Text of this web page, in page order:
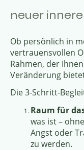
neuer
Ob persönlich in
vertrauensvollen
Rahmen, der
Veränderung
Die 3-Schritt-
Raum für
was ist –
Angst oder
zu werden.